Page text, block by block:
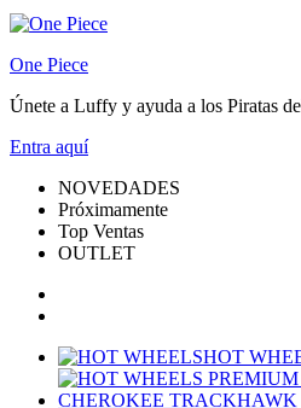
One Piece
Únete a Luffy y ayuda a los Piratas
Entra aquí
NOVEDADES
Próximamente
Top Ventas
OUTLET
HOT